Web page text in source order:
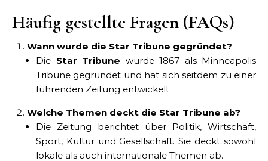
Häufig gestellte Fragen (FAQs)
Wann wurde die Star Tribune gegründet?
Die Star Tribune wurde 1867 als Minneapolis
Tribune gegründet und hat sich seitdem zu einer
führenden Zeitung entwickelt.
Welche Themen deckt die Star Tribune ab?
Die Zeitung berichtet über Politik, Wirtschaft,
Sport, Kultur und Gesellschaft. Sie deckt sowohl
lokale als auch internationale Themen ab.